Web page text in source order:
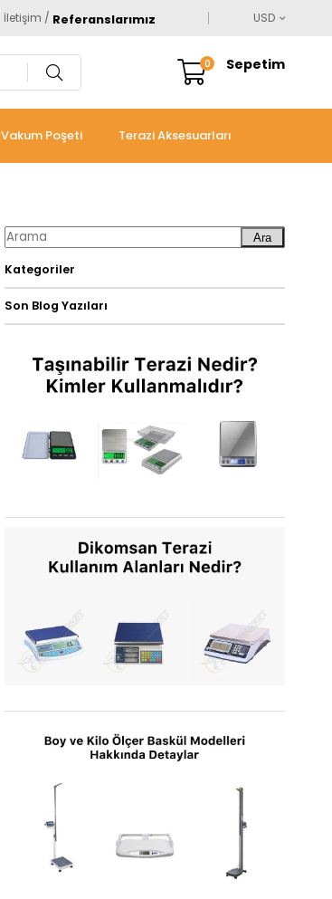
İletişim / Referanslarımız USD
Sepetim
0
Vakum Poşeti Terazi Aksesuarları
Ara
Kategoriler
Son Blog Yazıları